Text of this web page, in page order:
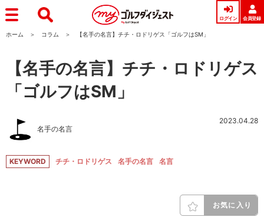
ログイン 会員登録
ホーム コラム 【名手の名言】チチ・ロドリゲス「ゴルフはSM」
【名手の名言】チチ・ロドリゲス
「ゴルフはSM」
名手の名言
2023.04.28
KEYWORD チチ・ロドリゲス 名手の名言 名言
お気に入り